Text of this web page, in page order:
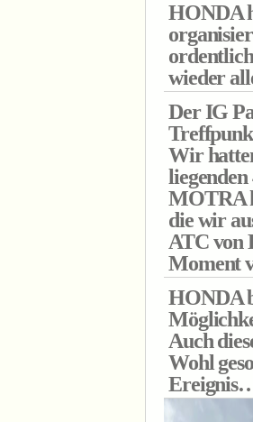
HONDA
wieder
Der IG
Wir
MOTRA
die wir
ATC von
Moment
HONDA
Auch
Wohl